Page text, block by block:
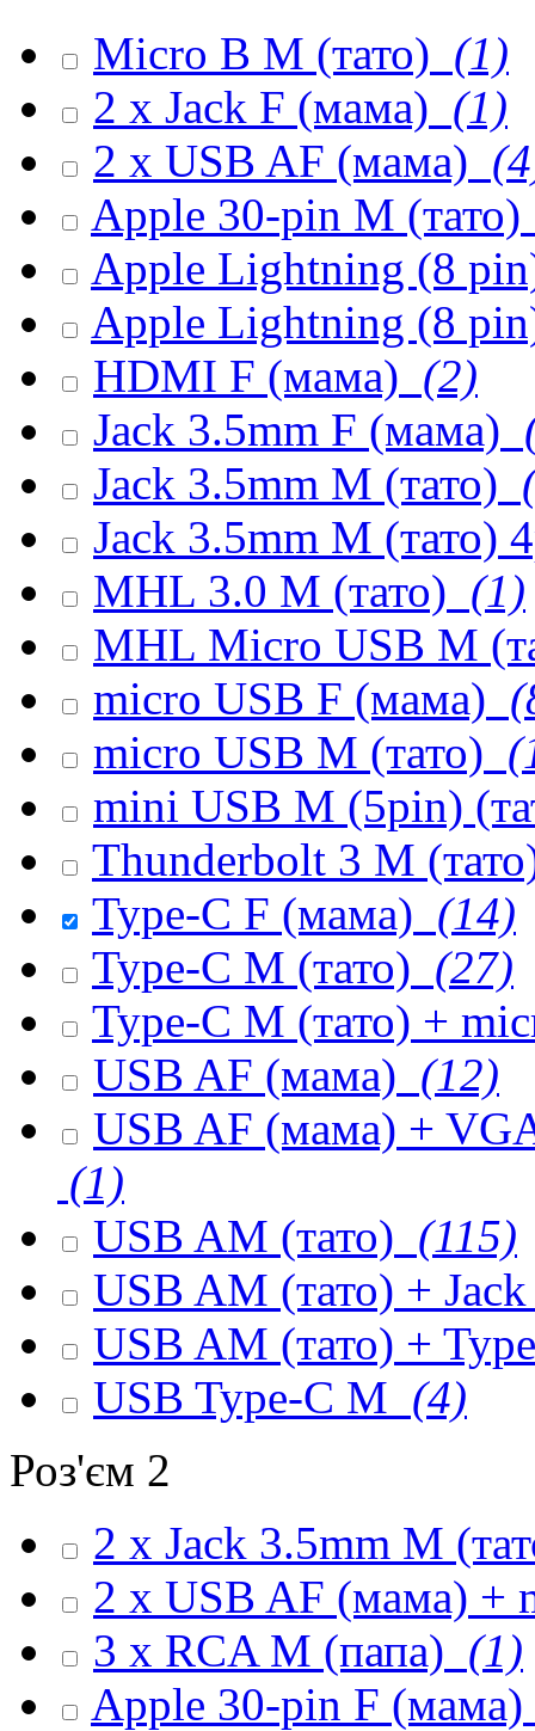
Micro B M (тато) (1)
2 x Jack F (мама) (1)
2 x USB AF (мама)
Apple 30-pin M (тато)
Apple Lightning (8
Apple Lightning (8
HDMI F (мама) (2)
Jack 3.5mm F (мама)
Jack 3.5mm M (тато)
Jack 3.5mm M (тато)
MHL 3.0 M (тато) (1)
MHL Micro USB M
micro USB F (мама)
micro USB M (тато)
mini USB M (5pin)
Thunderbolt 3 M
Type-C F (мама) (14)
Type-C M (тато) (27)
Type-C M (тато) +
USB AF (мама) (12)
USB AF (мама) +
(1)
USB AM (тато) (115)
USB AM (тато) +
USB AM (тато) +
USB Type-C M (4)
Роз'єм 2
2 x Jack 3.5mm M
2 x USB AF (мама) +
3 x RCA M (папа) (1)
Apple 30-pin F (мама)